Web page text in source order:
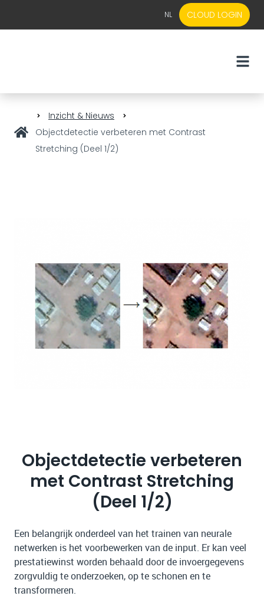
NL CLOUD LOGIN
Inzicht & Nieuws
Objectdetectie verbeteren met Contrast
Stretching (Deel 1/2)
Objectdetectie verbeteren
met Contrast Stretching
(Deel 1/2)
Een belangrijk onderdeel van het trainen van neurale
netwerken is het voorbewerken van de input. Er kan veel
prestatiewinst worden behaald door de invoergegevens
zorgvuldig te onderzoeken, op te schonen en te
transformeren.